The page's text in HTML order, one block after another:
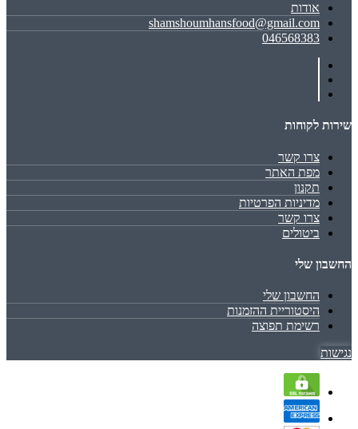
אודות
shamshoumhansfood@gmail.com
046568383
שירות לקוחות
צרו קשר
מפת האתר
תקנון
מדיניות הפרטיות
צרו קשר
ביטולים
החשבון שלי
החשבון שלי
היסטוריית ההזמנות
רשימת תפוצה
נגישות